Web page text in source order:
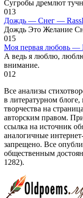
Сугробы дремлют
013
Дождь — Снег —
Дождь Это Желание
015
Моя первая любовь
А ведь я люблю,
внимание.
012
Все анализы
в литературном
творчества на
авторским правом.
ссылка на источник
аналогичные
запрещено. Все
общественным
1282).